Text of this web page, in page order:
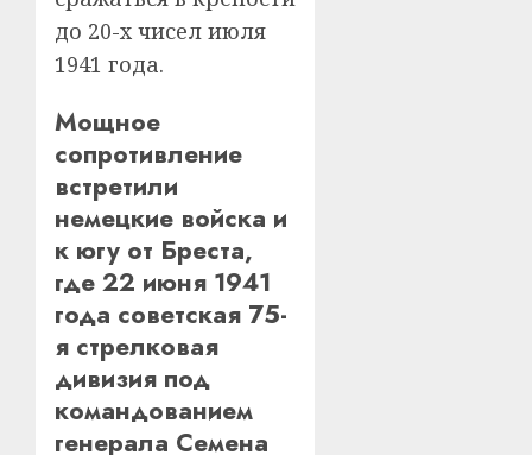
до 20-х чисел июля
1941 года.
Мощное
сопротивление
встретили
немецкие войска и
к югу от Бреста,
где 22 июня 1941
года советская 75-
я стрелковая
дивизия под
командованием
генерала Семена